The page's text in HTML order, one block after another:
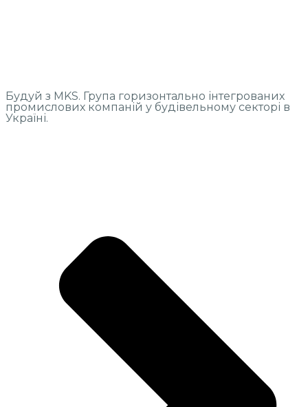
Будуй з MKS. Група горизонтально інтегрованих
промислових компаній у будівельному секторі в
Україні.